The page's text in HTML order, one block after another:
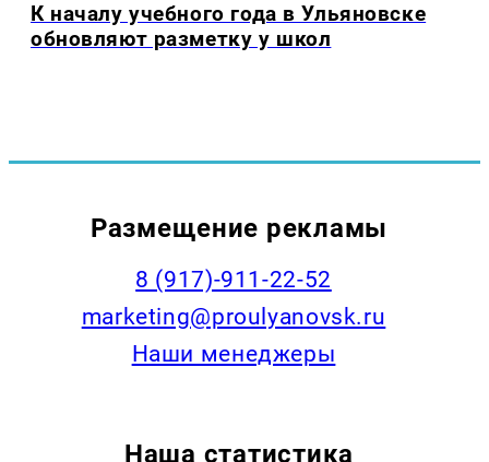
К началу учебного года в Ульяновске
обновляют разметку у школ
Размещение рекламы
8 (917)-911-22-52
marketing@proulyanovsk.ru
Наши менеджеры
Наша статистика